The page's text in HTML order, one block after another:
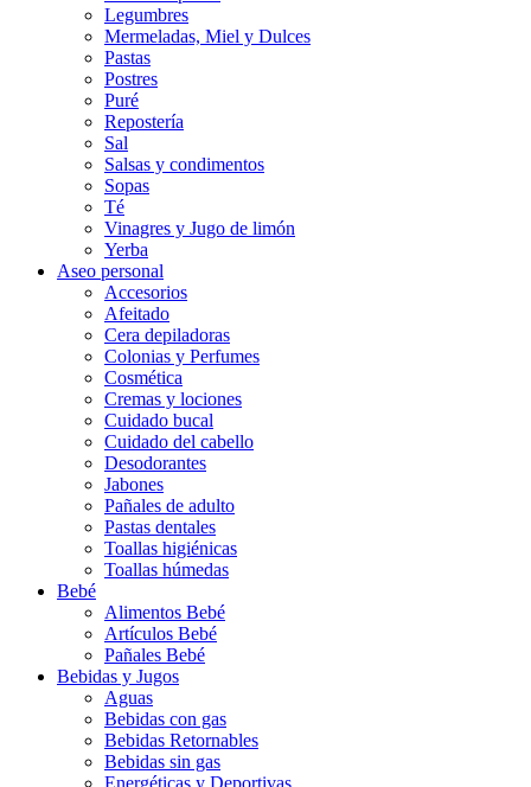
Legumbres
Mermeladas, Miel y Dulces
Pastas
Postres
Puré
Repostería
Sal
Salsas y condimentos
Sopas
Té
Vinagres y Jugo de limón
Yerba
Aseo personal
Accesorios
Afeitado
Cera depiladoras
Colonias y Perfumes
Cosmética
Cremas y lociones
Cuidado bucal
Cuidado del cabello
Desodorantes
Jabones
Pañales de adulto
Pastas dentales
Toallas higiénicas
Toallas húmedas
Bebé
Alimentos Bebé
Artículos Bebé
Pañales Bebé
Bebidas y Jugos
Aguas
Bebidas con gas
Bebidas Retornables
Bebidas sin gas
Energéticas y Deportivas